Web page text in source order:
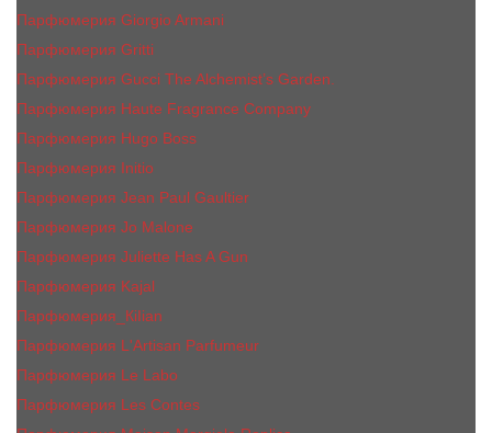
Парфюмерия Giorgio Armani
Парфюмерия Gritti
Парфюмерия Gucci The Alchemist’s Garden.
Парфюмерия Haute Fragrance Company
Парфюмерия Hugo Boss
Парфюмерия Initio
Парфюмерия Jean Paul Gaultier
Парфюмерия Jо Malоnе
Парфюмерия Juliette Has A Gun
Парфюмерия Kajal
Парфюмерия_КiIiаn
Парфюмерия L'Artisan Parfumeur
Парфюмерия Le Labo
Парфюмерия Les Contes